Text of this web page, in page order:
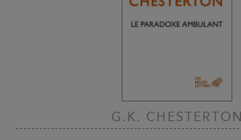
G.K. CHESTERTON